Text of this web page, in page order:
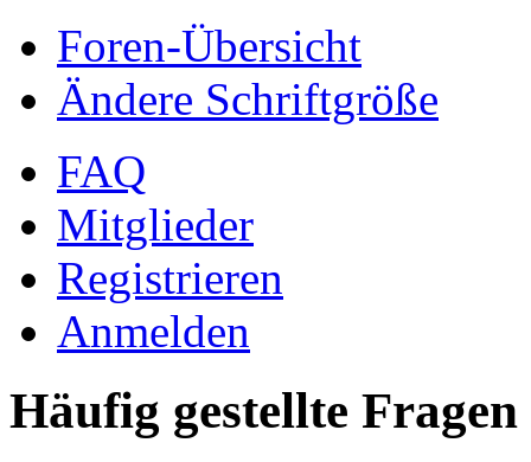
Foren-Übersicht
Ändere Schriftgröße
FAQ
Mitglieder
Registrieren
Anmelden
Häufig gestellte Fragen